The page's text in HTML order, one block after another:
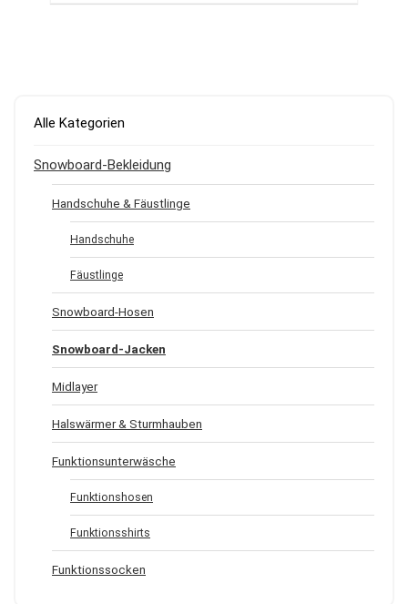
Alle Kategorien
Snowboard-Bekleidung
Handschuhe & Fäustlinge
Handschuhe
Fäustlinge
Snowboard-Hosen
Snowboard-Jacken
Midlayer
Halswärmer & Sturmhauben
Funktionsunterwäsche
Funktionshosen
Funktionsshirts
Funktionssocken